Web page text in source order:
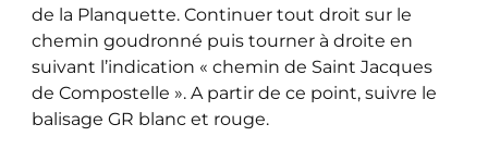
de la Planquette. Continuer tout droit sur le
chemin goudronné puis tourner à droite en
suivant l’indication « chemin de Saint Jacques
de Compostelle ». A partir de ce point, suivre le
balisage GR blanc et rouge.